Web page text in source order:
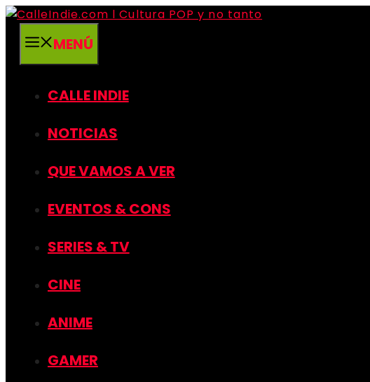
Saltar
contenidoMENÚ
CALLE INDIE
NOTICIAS
QUE VAMOS A VER
EVENTOS & CONS
SERIES & TV
CINE
ANIME
GAMER